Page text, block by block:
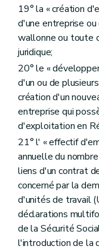
19° la « création
d'une entreprise
wallonne ou toute
juridique;
20° le «
d'un ou de
création d'un
entreprise qui
d'exploitation en
21° l' « effectif
annuelle du
liens d'un contrat
concerné par la
d'unités de travail
déclarations
de la Sécurité
l'introduction de la